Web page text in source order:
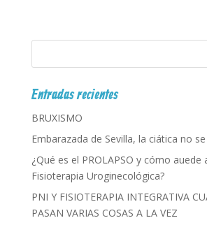
Entradas recientes
BRUXISMO
Embarazada de Sevilla, la ciática no
¿Qué es el PROLAPSO y cómo auede
Fisioterapia Uroginecológica?
PNI Y FISIOTERAPIA INTEGRATIVA
PASAN VARIAS COSAS A LA VEZ